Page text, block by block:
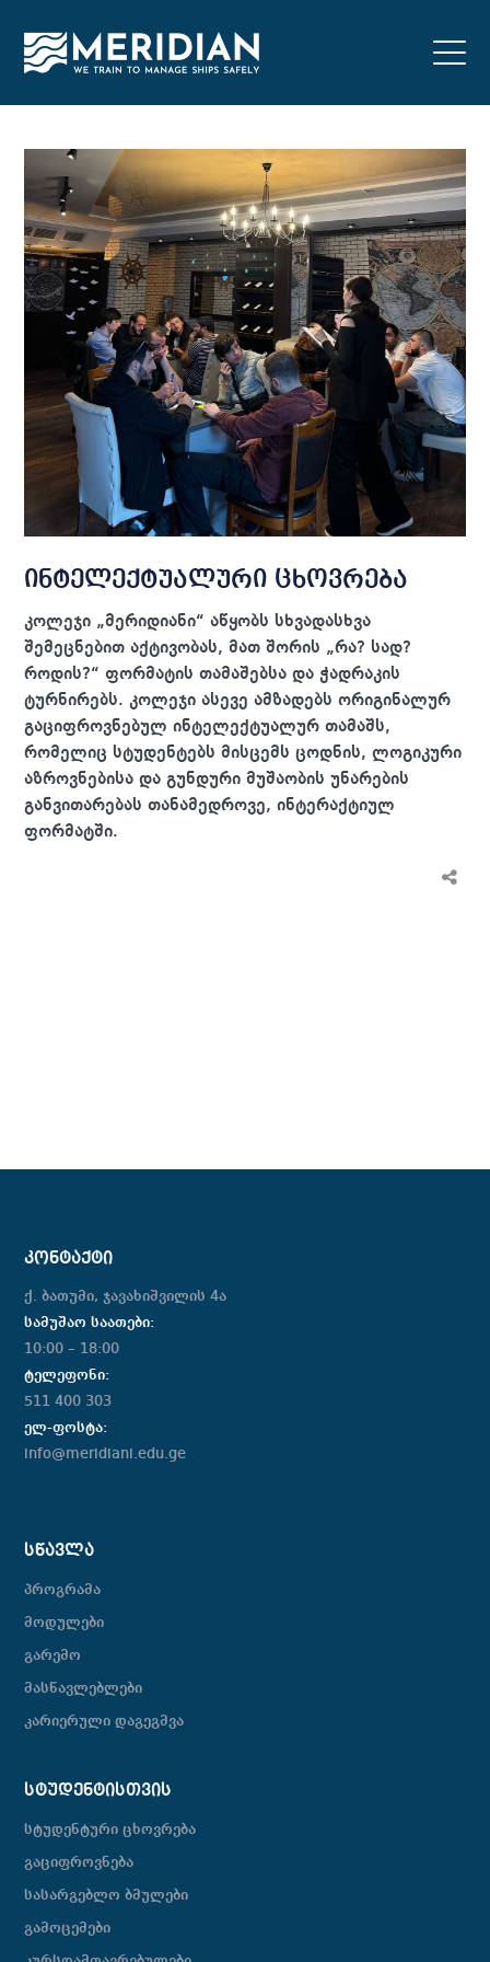
ინტელექტუალური ცხოვრება
კოლეჯი „მერიდიანი“ აწყობს სხვადასხვა
შემეცნებით აქტივობას, მათ შორის „რა? სად?
როდის?“ ფორმატის თამაშებსა და ჭადრაკის
ტურნირებს. კოლეჯი ასევე ამზადებს ორიგინალურ
გაციფროვნებულ ინტელექტუალურ თამაშს,
რომელიც სტუდენტებს მისცემს ცოდნის, ლოგიკური
აზროვნებისა და გუნდური მუშაობის უნარების
განვითარებას თანამედროვე, ინტერაქტიულ
ფორმატში.
ᲙᲝᲜᲢᲐᲥᲢᲘ
ქ. ბათუმი, ჯავახიშვილის 4ა
სამუშაო საათები:
10:00 – 18:00
ტელეფონი:
511 400 303
ელ-ფოსტა:
info@meridiani.edu.ge
ᲡᲬᲐᲕᲚᲐ
პროგრამა
მოდულები
გარემო
მასწავლებლები
კარიერული დაგეგმვა
ᲡᲢᲣᲓᲔᲜᲢᲘᲡᲗᲕᲘᲡ
სტუდენტური ცხოვრება
გაციფროვნება
სასარგებლო ბმულები
გამოცემები